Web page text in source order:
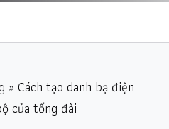
» Cách tạo danh bạ điện
của tổng đài